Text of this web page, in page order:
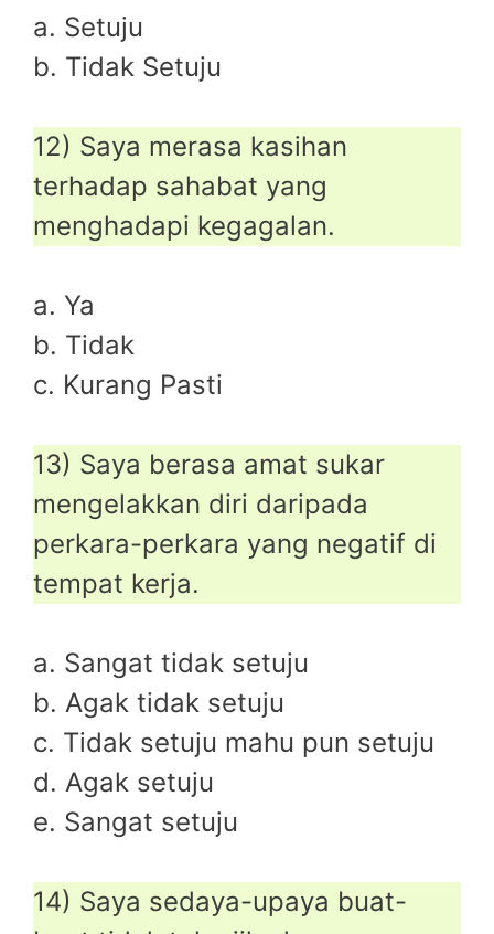
a. Setuju
b. Tidak Setuju
12) Saya merasa kasihan
terhadap sahabat yang
menghadapi kegagalan.
a. Ya
b. Tidak
c. Kurang Pasti
13) Saya berasa amat sukar
mengelakkan diri daripada
perkara-perkara yang negatif di
tempat kerja.
a. Sangat tidak setuju
b. Agak tidak setuju
c. Tidak setuju mahu pun setuju
d. Agak setuju
e. Sangat setuju
14) Saya sedaya-upaya buat-